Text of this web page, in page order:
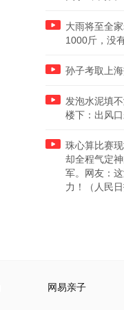
大雨将至全
1000斤，没
孙子考取上
发泡水泥填
楼下：出风
珠心算比赛
却全程气定
军。网友：
力！（人民日
网易亲子